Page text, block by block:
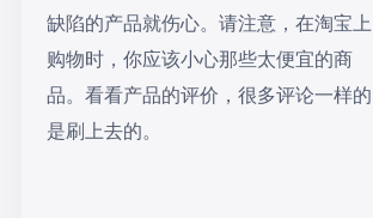
缺陷的产品就伤心。请注意，在淘宝上
购物时，你应该小心那些太便宜的商
品。看看产品的评价，很多评论一样的
是刷上去的。